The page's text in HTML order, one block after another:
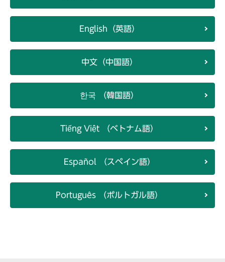
English（英語）
中文（中国語）
한국 （韓国語）
Tiếng Việt （ベトナム語）
Español （スペイン語）
Português （ポルトガル語）